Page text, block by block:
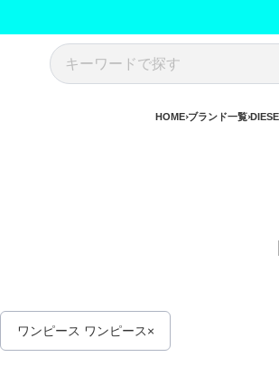
HOME ブランド一覧
ワンピース ワンピース